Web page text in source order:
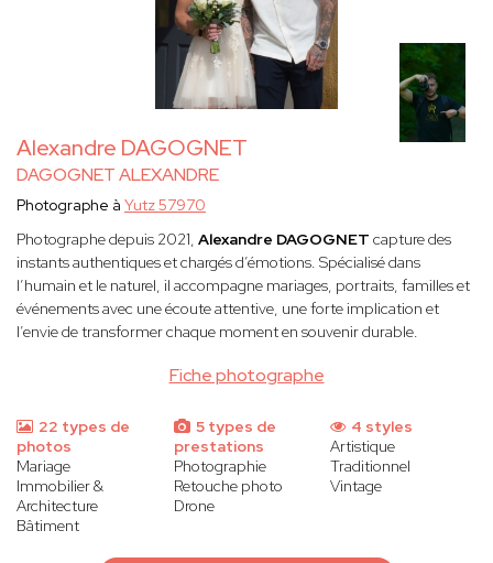
Alexandre DAGOGNET
DAGOGNET ALEXANDRE
Fiche photographe
Photographe à Yutz 57970
Photographe depuis 2021, Alexandre DAGOGNET capture des
instants authentiques et chargés d’émotions. Spécialisé dans
l’humain et le naturel, il accompagne mariages, portraits, familles et
événements avec une écoute attentive, une forte implication et
l’envie de transformer chaque moment en souvenir durable.
22 types de
photos
Mariage
Immobilier &
Architecture
Bâtiment
5 types de
prestations
Photographie
Retouche photo
Drone
4 styles
Artistique
Traditionnel
Vintage